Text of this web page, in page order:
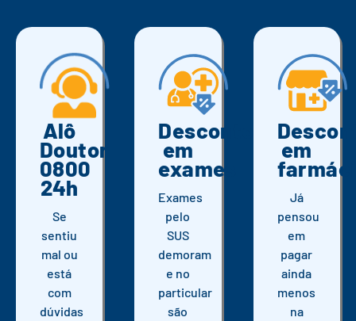
Alô
Doutor
0800
24h
Se
sentiu
mal ou
está
com
dúvidas
Descontos
em
exames
Exames
pelo
SUS
demoram
e no
particular
são
em
Já
pensou
em
pagar
ainda
menos
na